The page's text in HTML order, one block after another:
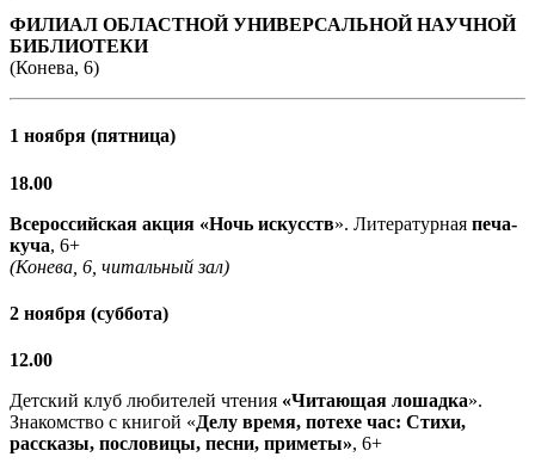
ФИЛИАЛ ОБЛАСТНОЙ УНИВЕРСАЛЬНОЙ НАУЧНОЙ
БИБЛИОТЕКИ
(Конева, 6)
1 ноября (пятница)
18.00
Всероссийская акция «Ночь искусств». Литературная печа-
куча, 6+
(Конева, 6, читальный зал)
2 ноября (суббота)
12.00
Детский клуб любителей чтения «Читающая лошадка».
Знакомство с книгой «Делу время, потехе час: Стихи,
рассказы, пословицы, песни, приметы», 6+